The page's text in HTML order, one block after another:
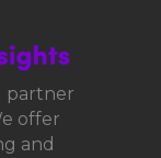
partner
offer
and